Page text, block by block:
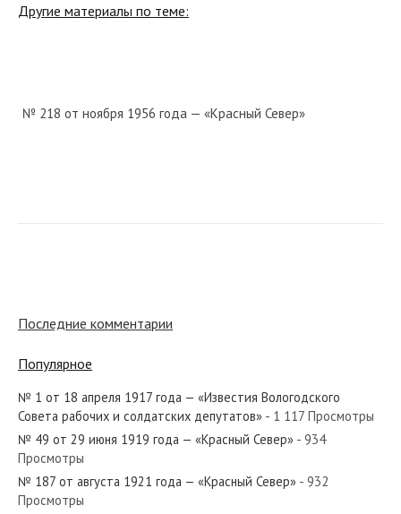
Другие материалы по теме:
№ 218 от ноября 1956 года — «Красный Север»
№ 141 от июля 1950 года — «Красный Север»
№ 37 от февраля 1931 года — «Красный Север»
Последние комментарии
Популярное
№ 1 от 18 апреля 1917 года — «Известия Вологодского
Совета рабочих и солдатских депутатов» - 1 117 Просмотры
№ 49 от 29 июня 1919 года — «Красный Север» - 934
Просмотры
№ 187 от августа 1921 года — «Красный Север» - 932
Просмотры